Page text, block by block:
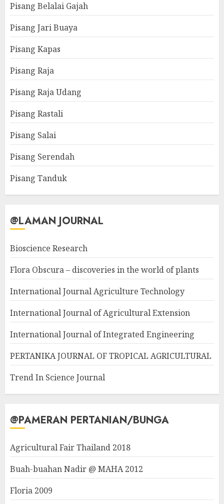
Pisang Belalai Gajah
Pisang Jari Buaya
Pisang Kapas
Pisang Raja
Pisang Raja Udang
Pisang Rastali
Pisang Salai
Pisang Serendah
Pisang Tanduk
@LAMAN JOURNAL
Bioscience Research
Flora Obscura – discoveries in the world of plants
International Journal Agriculture Technology
International Journal of Agricultural Extension
International Journal of Integrated Engineering
PERTANIKA JOURNAL OF TROPICAL AGRICULTURAL
Trend In Science Journal
@PAMERAN PERTANIAN/BUNGA
Agricultural Fair Thailand 2018
Buah-buahan Nadir @ MAHA 2012
Floria 2009